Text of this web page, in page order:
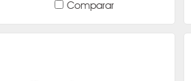
Comparar